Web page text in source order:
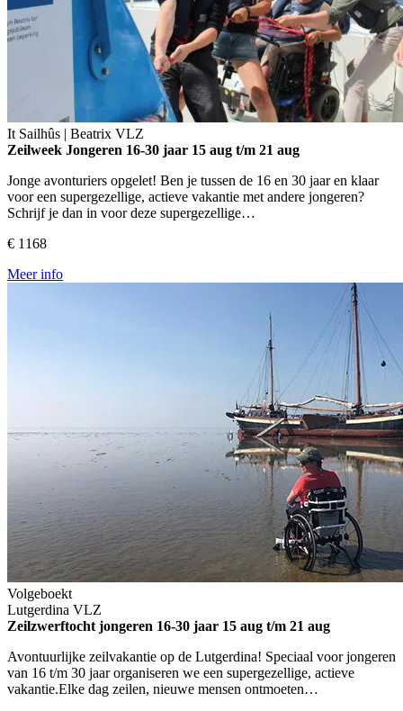
It Sailhûs | Beatrix VLZ
Zeilweek Jongeren 16-30 jaar 15 aug t/m 21 aug
Jonge avonturiers opgelet! Ben je tussen de 16 en 30 jaar en klaar
voor een supergezellige, actieve vakantie met andere jongeren?
Schrijf je dan in voor deze supergezellige…
€ 1168
Meer info
Volgeboekt
Lutgerdina VLZ
Zeilzwerftocht jongeren 16-30 jaar 15 aug t/m 21 aug
Avontuurlijke zeilvakantie op de Lutgerdina! Speciaal voor jongeren
van 16 t/m 30 jaar organiseren we een supergezellige, actieve
vakantie.Elke dag zeilen, nieuwe mensen ontmoeten…